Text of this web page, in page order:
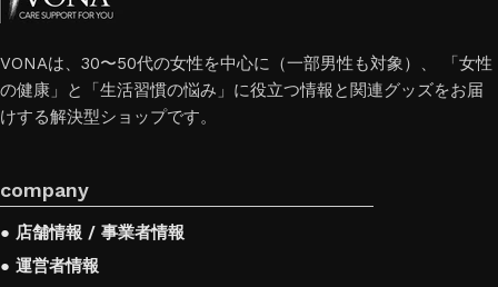
want to place an order in an online store, when you
can sit down at the computer in your free time,
arrange the furniture in the photo and calmly buy
the furniture you like. The online store has a large
are available.
Furniture production is a modern form of art
VONAは、30〜50代の女性を中心に（一部男性も対象）、 「女性
の健康」と「生活習慣の悩み」に役立つ情報と関連グッズをお届
けする解決型ショップです。
company
● 店舗情報 / 事業者情報
● 運営者情報